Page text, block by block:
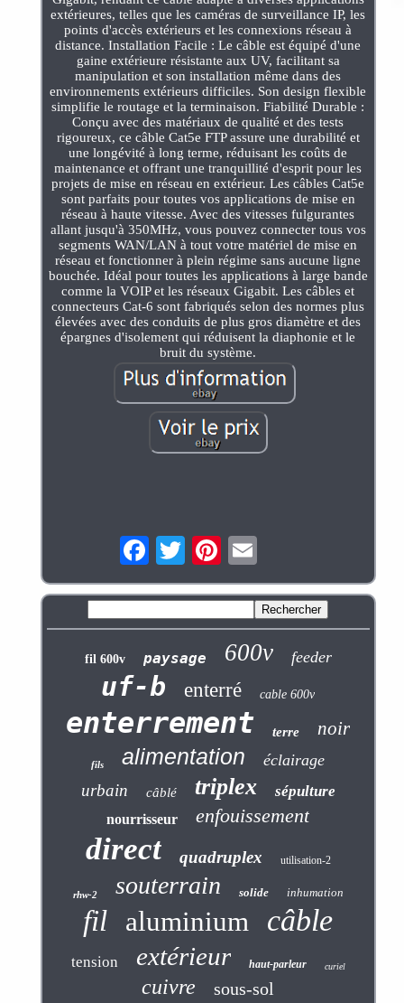
extérieures, telles que les caméras de surveillance IP, les
points d'accès extérieurs et les connexions réseau à
distance. Installation Facile : Le câble est équipé d'une
gaine extérieure résistante aux UV, facilitant sa
manipulation et son installation même dans des
environnements extérieurs difficiles. Son design flexible
simplifie le routage et la terminaison. Fiabilité Durable :
Conçu avec des matériaux de qualité et des tests
rigoureux, ce câble Cat5e FTP assure une durabilité et
une longévité à long terme, réduisant les coûts de
maintenance et offrant une tranquillité d'esprit pour les
projets de mise en réseau en extérieur. Les câbles Cat5e
sont parfaits pour toutes vos applications de mise en
réseau à haute vitesse. Avec des vitesses fulgurantes
allant jusqu'à 350MHz, vous pouvez connecter tous vos
segments WAN/LAN à tout votre matériel de mise en
réseau et fonctionner à plein régime sans aucune ligne
bouchée. Idéal pour toutes les applications à large bande
comme la VOIP et les réseaux Gigabit. Les câbles et
connecteurs Cat-6 sont fabriqués selon des normes plus
élevées avec des conduits de plus gros diamètre et des
épargnes d'isolement qui réduisent la diaphonie et le
bruit du système.
fil 600v paysage 600v feeder
uf-b enterré cable 600v
enterrement terre noir
fils alimentation éclairage
urbain câblé triplex sépulture
nourrisseur enfouissement
direct quadruplex utilisation-2
rhw-2 souterrain solide inhumation
fil aluminium câble
tension extérieur haut-parleur curiel
cuivre sous-sol